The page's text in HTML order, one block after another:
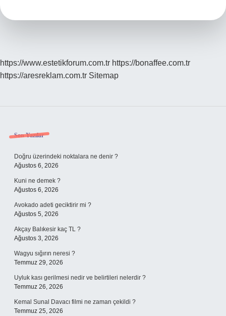
https://www.estetikforum.com.tr https://bonaffee.com.tr
https://aresreklam.com.tr Sitemap
Sidebar
Son Yazılar
Doğru üzerindeki noktalara ne denir ?
Ağustos 6, 2026
Kuni ne demek ?
Ağustos 6, 2026
Avokado adeti geciktirir mi ?
Ağustos 5, 2026
Akçay Balıkesir kaç TL ?
Ağustos 3, 2026
Wagyu sığırın neresi ?
Temmuz 29, 2026
Uyluk kası gerilmesi nedir ve belirtileri nelerdir ?
Temmuz 26, 2026
Kemal Sunal Davacı filmi ne zaman çekildi ?
Temmuz 25, 2026